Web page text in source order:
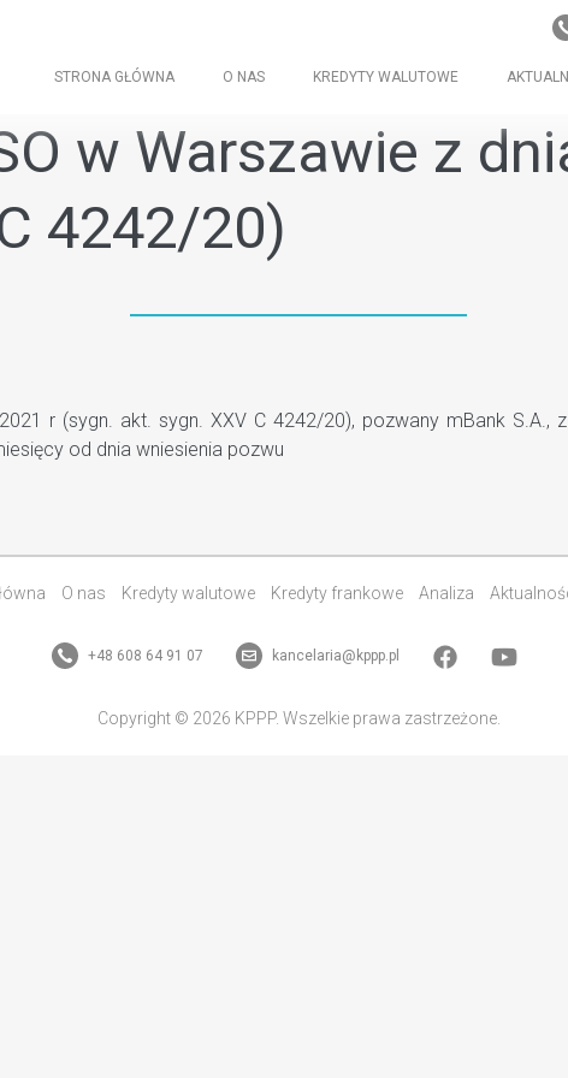
STRONA GŁÓWNA O NAS KREDYTY WALUTOWE
w Warszawie z
4242/20)
r (sygn. akt. sygn. XXV C 4242/20), pozwany mBank
od dnia wniesienia pozwu
O nas Kredyty walutowe Kredyty frankowe Analiza
+48 608 64 91 07 kancelaria@kppp.pl
Copyright © 2026 KPPP. Wszelkie prawa zastrzeżone.